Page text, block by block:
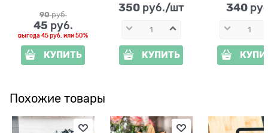
90 руб.
45 руб.
выгода45 руб. или50%
КУПИТЬ
350 руб./шт
КУПИТЬ
340
Похожие товары